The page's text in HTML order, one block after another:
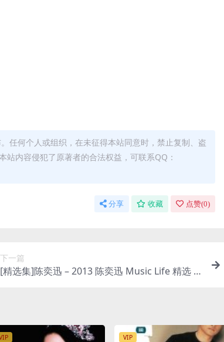
任何个人或组织，在未征得本站同意时，禁止复制、盗
内容侵犯了原著者的合法权益，可联系QQ：
分享 收藏 点赞(0)
下一篇
[精选集]陈奕迅 – 2013 陈奕迅 Music Life 精选 [i
VIP